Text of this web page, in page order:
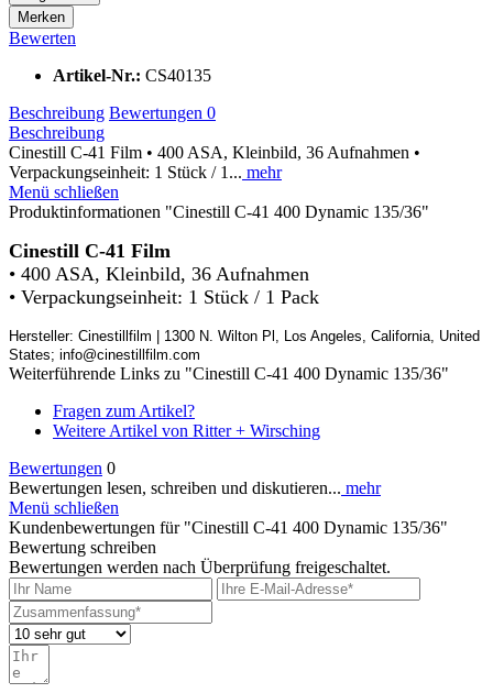
Merken
Bewerten
Artikel-Nr.: CS40135
Beschreibung Bewertungen 0
Beschreibung
Cinestill C-41 Film • 400 ASA, Kleinbild, 36 Aufnahmen •
Verpackungseinheit: 1 Stück / 1... mehr
Menü schließen
Produktinformationen "Cinestill C-41 400 Dynamic 135/36"
Cinestill C-41 Film
• 400 ASA, Kleinbild, 36 Aufnahmen
• Verpackungseinheit: 1 Stück / 1 Pack
Hersteller: Cinestillfilm | 1300 N. Wilton Pl, Los Angeles, California, United
States; info@cinestillfilm.com
Weiterführende Links zu "Cinestill C-41 400 Dynamic 135/36"
Fragen zum Artikel?
Weitere Artikel von Ritter + Wirsching
Bewertungen 0
Bewertungen lesen, schreiben und diskutieren... mehr
Menü schließen
Kundenbewertungen für "Cinestill C-41 400 Dynamic 135/36"
Bewertung schreiben
Bewertungen werden nach Überprüfung freigeschaltet.